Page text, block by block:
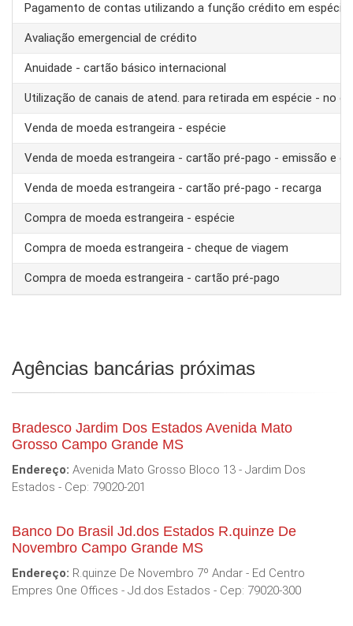
Pagamento de contas utilizando a função crédito em espécie
Avaliação emergencial de crédito
Anuidade - cartão básico internacional
Utilização de canais de atend. para retirada em espécie - no
Venda de moeda estrangeira - espécie
Venda de moeda estrangeira - cartão pré-pago - emissão e
Venda de moeda estrangeira - cartão pré-pago - recarga
Compra de moeda estrangeira - espécie
Compra de moeda estrangeira - cheque de viagem
Compra de moeda estrangeira - cartão pré-pago
Agências bancárias próximas
Bradesco Jardim Dos Estados Avenida Mato
Grosso Campo Grande MS
Endereço: Avenida Mato Grosso Bloco 13 - Jardim Dos
Estados - Cep: 79020-201
Banco Do Brasil Jd.dos Estados R.quinze De
Novembro Campo Grande MS
Endereço: R.quinze De Novembro 7º Andar - Ed Centro
Empres One Offices - Jd.dos Estados - Cep: 79020-300